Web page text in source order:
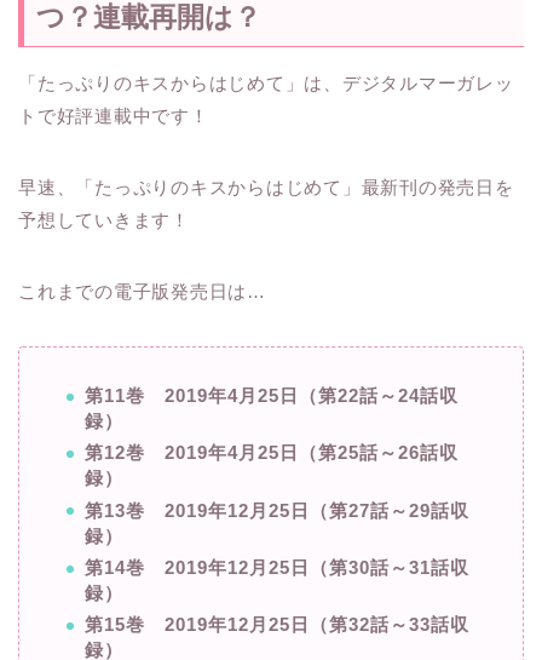
つ？連載再開は？
「たっぷりのキスからはじめて」は、デジタルマーガレッ
トで好評連載中です！
早速、「たっぷりのキスからはじめて」最新刊の発売日を
予想していきます！
これまでの電子版発売日は…
第11巻 2019年4月25日（第22話～24話収
録）
第12巻 2019年4月25日（第25話～26話収
録）
第13巻 2019年12月25日（第27話～29話収
録）
第14巻 2019年12月25日（第30話～31話収
録）
第15巻 2019年12月25日（第32話～33話収
録）